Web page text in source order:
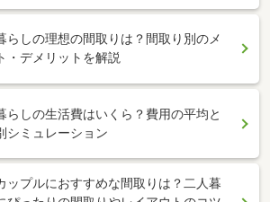
らしの理想の間取りは？間取り別のメ
・デメリットを解説
らしの生活費はいくら？費用の平均と
シミュレーション
ップルにおすすめな間取りは？二人暮